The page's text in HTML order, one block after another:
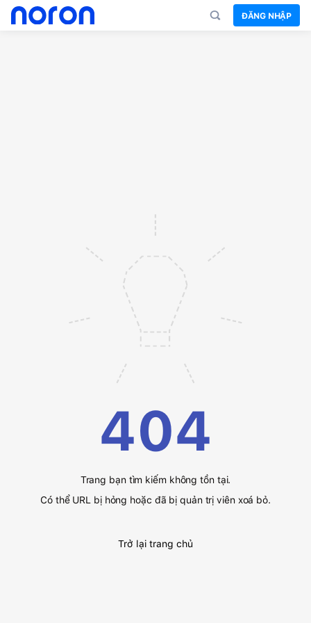
ĐĂNG NHẬP
404
Trang bạn tìm kiếm không tồn tại.
Có thể URL bị hỏng hoặc đã bị quản trị viên xoá bỏ.
Trở lại trang chủ